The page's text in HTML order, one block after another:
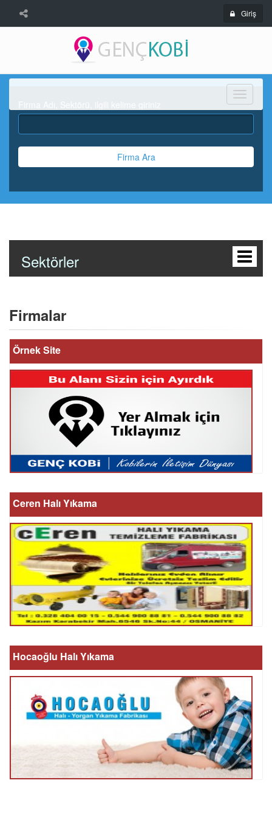
Giriş
Menü
Firma Ara
Sektörler
Firmalar
Örnek Site
Ceren Halı Yıkama
Hocaoğlu Halı Yıkama